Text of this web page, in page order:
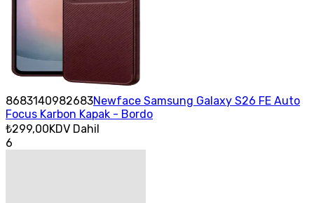
8683140982683Newface Samsung Galaxy S26 FE Auto
Focus Karbon Kapak - Bordo
₺299,00KDV Dahil
6